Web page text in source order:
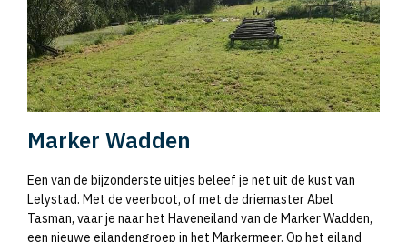
Marker Wadden
Een van de bijzonderste uitjes beleef je net uit de kust van
Lelystad. Met de veerboot, of met de driemaster Abel
Tasman, vaar je naar het Haveneiland van de Marker Wadden,
een nieuwe eilandengroep in het Markermeer. Op het eiland